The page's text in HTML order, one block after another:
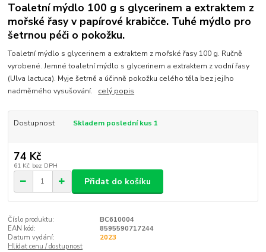
Toaletní mýdlo 100 g s glycerinem a extraktem z
mořské řasy v papírové krabičce. Tuhé mýdlo pro
šetrnou péči o pokožku.
Toaletní mýdlo s glycerinem a extraktem z mořské řasy 100 g. Ručně
vyrobené. Jemné toaletní mýdlo s glycerinem a extraktem z vodní řasy
(Ulva lactuca). Myje šetrně a účinně pokožku celého těla bez jejího
nadměrného vysušování. celý popis
Dostupnost Skladem poslední kus 1
74 Kč
61 Kč bez DPH
Přidat do košíku
Číslo produktu:
BC610004
EAN kód:
8595590717244
Datum vydání:
2023
Hlídat cenu / dostupnost